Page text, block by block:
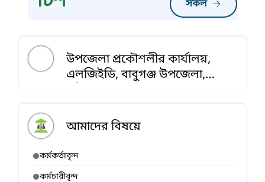
সকল
উপজেলা প্রকৌশলীর কার্যালয়,
এলজিইডি, বাবুগঞ্জ উপজেলা,
আমাদের বিষয়ে
কর্মকর্তাবৃন্দ
কর্মচারীবৃন্দ